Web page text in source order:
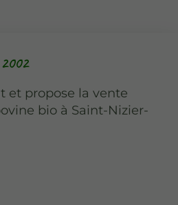
et propose la vente
bio à Saint-Nizier-